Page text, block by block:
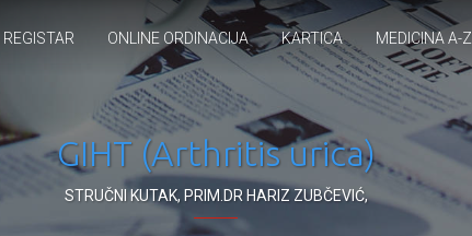
REGISTAR ONLINE ORDINACIJA KARTICA MEDICINA A-Z
GIHT (Arthritis urica)
STRUČNI KUTAK, PRIM.DR HARIZ ZUBČEVIĆ,